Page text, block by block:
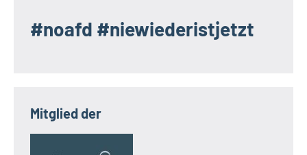
#noafd #niewiederistjetzt
Mitglied der